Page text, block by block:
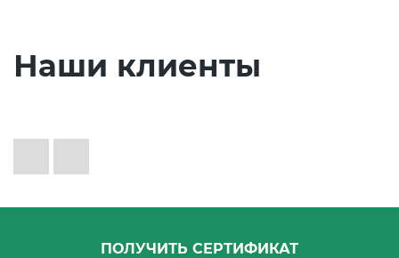
Наши клиенты
ПОЛУЧИТЬ СЕРТИФИКАТ